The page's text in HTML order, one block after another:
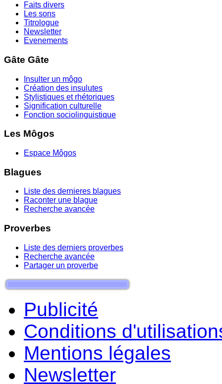
Faits divers
Les sons
Titrologue
Newsletter
Evenements
Gâte Gâte
Insulter un môgo
Création des insulutes
Stylistiques et rhétoriques
Signification culturelle
Fonction sociolinguistique
Les Môgos
Espace Môgos
Blagues
Liste des dernieres blagues
Raconter une blague
Recherche avancée
Proverbes
Liste des derniers proverbes
Recherche avancée
Partager un proverbe
Publicité
Conditions
Mentions légales
Newsletter